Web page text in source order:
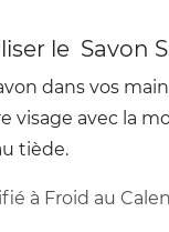
le Savon
dans vos
visage avec la
tiède.
à Froid au